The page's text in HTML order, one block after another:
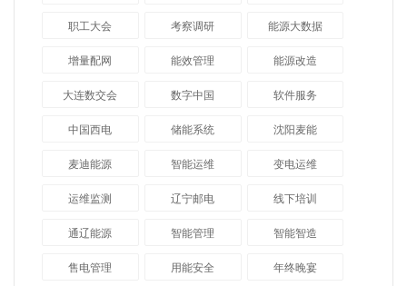
职工大会 考察调研 能源大数据
增量配网 能效管理 能源改造
大连数交会 数字中国 软件服务
中国西电 储能系统 沈阳麦能
麦迪能源 智能运维 变电运维
运维监测 辽宁邮电 线下培训
通辽能源 智能管理 智能智造
售电管理 用能安全 年终晚宴